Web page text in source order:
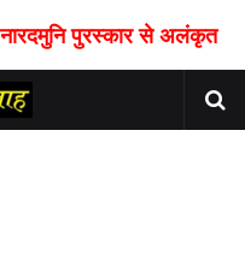
नारदमुनि पुरस्कार से अलंकृत